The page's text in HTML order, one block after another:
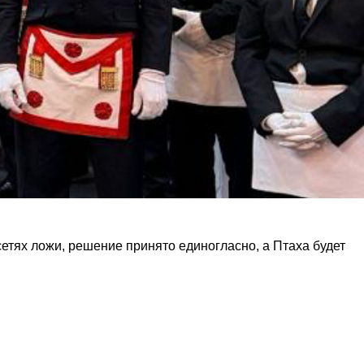
ложи, решение принято единогласно, а Птаха будет